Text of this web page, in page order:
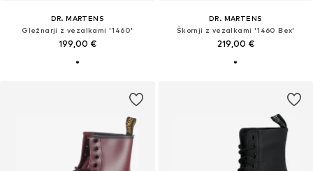
DR. MARTENS
Gležnarji z vezalkami '1460'
199,00 €
DR. MARTENS
Škornji z vezalkami '1460 Bex'
219,00 €